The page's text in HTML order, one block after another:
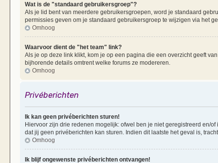
Wat is de "standaard gebruikersgroep"?
Als je lid bent van meerdere gebruikersgroepen, word je standaard
permissies geven om je standaard gebruikersgroep te wijzigen via het
Omhoog
Waarvoor dient de "het team" link?
Als je op deze link klikt, kom je op een pagina die een overzicht geeft
bijhorende details omtrent welke forums ze modereren.
Omhoog
Privéberichten
Ik kan geen privéberichten sturen!
Hiervoor zijn drie redenen mogelijk: ofwel ben je niet geregistreerd en/
dat jij geen privéberichten kan sturen. Indien dit laatste het geval is,
Omhoog
Ik blijf ongewenste privéberichten ontvangen!